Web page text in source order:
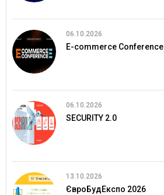
06.10.2026
E-commerce
06.10.2026
SECURITY 2.0
13.10.2026
ЄвроБудЕкспо 2026